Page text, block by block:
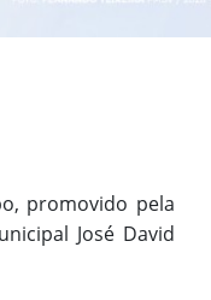
promovido pela
José David